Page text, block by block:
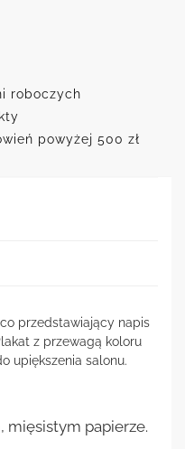
roboczych
powyżej 500 zł
przedstawiający napis
z przewagą koloru
upiększenia salonu.
mięsistym papierze.